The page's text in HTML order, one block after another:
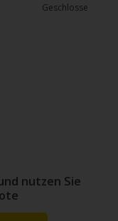
Geschlosse
nutzen Sie